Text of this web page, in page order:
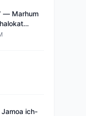
— Marhum
Jamoa ich-